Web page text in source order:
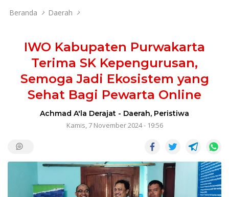
Beranda Daerah
IWO Kabupaten Purwakarta
Terima SK Kepengurusan,
Semoga Jadi Ekosistem yang
Sehat Bagi Pewarta Online
Achmad A'la Derajat - Daerah, Peristiwa
Kamis, 7 November 2024 - 19:56